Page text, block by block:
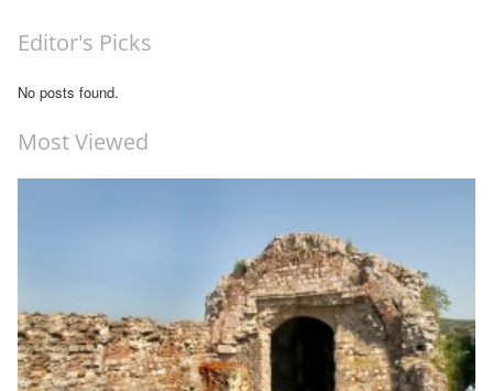
Editor's Picks
No posts found.
Most Viewed